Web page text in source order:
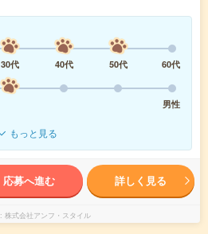
30代 40代 50代
60代
男性
もっと見る
応募へ進む 詳しく見る
株式会社アンフ・スタイル